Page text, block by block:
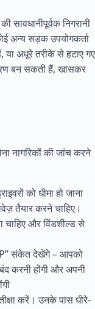
निगरानी
अन्य सड़क उपयोगकर्ता
या अधूरे तरीके से हटाए गए
बन सकती हैं, खासकर
नागरिकों की जांच करने
को धीमा हो जाना
तैयार करने चाहिए।
चाहिए और विंडशील्ड से
संकेत देखेंगे – आपको
करनी होंगी और अपनी
करें। उनके पास धीरे-